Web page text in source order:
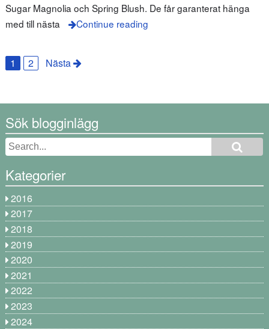
Sugar Magnolia och Spring Blush. De får garanterat hänga
med till nästa
Continue reading
1 2 Nästa
Sök blogginlägg
Kategorier
2016
2017
2018
2019
2020
2021
2022
2023
2024